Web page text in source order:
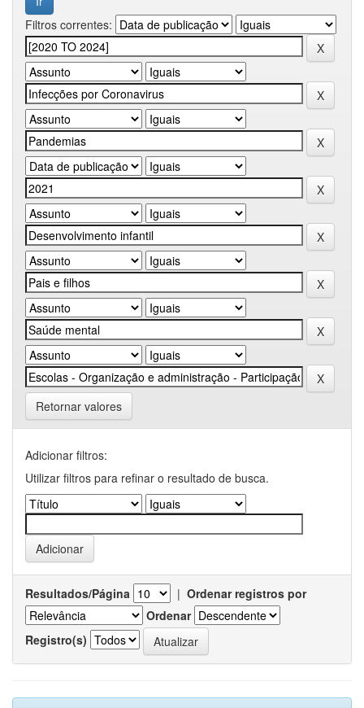
Filtros correntes:
Retornar valores
Adicionar filtros:
Utilizar filtros para refinar o resultado de busca.
Resultados/Página | Ordenar registros por
Ordenar
Registro(s)